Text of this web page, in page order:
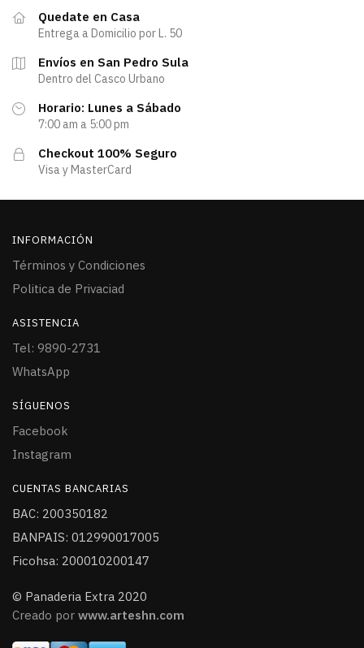
Quedate en Casa
Entrega a Domicilio por L. 50
Envíos en San Pedro Sula
Dentro del Casco Urbano
Horario: Lunes a Sábado
7:00 am a 5:00 pm
Checkout 100% Seguro
Visa y MasterCard
INFORMACIÓN
Términos y Condiciones
Politica de Privaciad
ASISTENCIA
Tel: 9890-2731
WhatsApp
SÍGUENOS
Facebook
Instagram
CUENTAS BANCARIAS
BAC: 200350182
BANPAIS: 012990017005
Ficohsa: 200010200147
© Panaderia Extra 2020
Creado por www.arteshn.com